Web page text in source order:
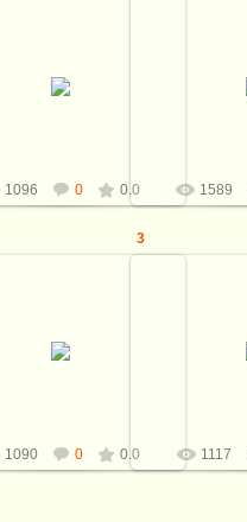
дамаск от С.Тихомирова,
клинка: 129*27,5*4,5мм.
1096 0 0.0
Клинок:
размер
1589
дамаск от С.Тихомирова,
клинка: 129*27,5*4,5мм.
1090 0 0.0
3
Клинок:
размер
1117